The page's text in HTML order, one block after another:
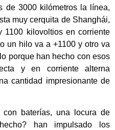
de 3000 kilómetros la línea,
muy cerquita de Shanghái,
1100 kilovoltios en corriente
un hilo va a +1100 y otro va
porque han hecho con esos
y en corriente alterna
cantidad impresionante de
con baterías, una locura de
han impulsado los